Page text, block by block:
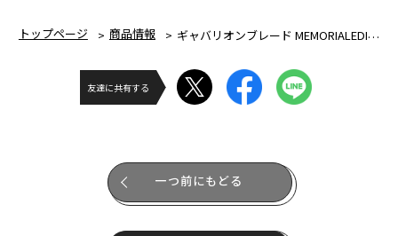
トップページ 商品情報 ギャバリオンブレード MEMORIALEDITION
友達に共有する
一つ前にもどる